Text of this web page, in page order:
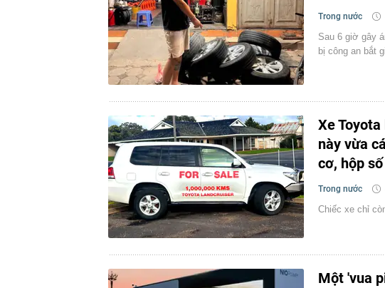
Trong nước
Sau 6 giờ gây
bị công an bắt
Xe
này vừa
cơ, hộp
Trong nước
Chiếc xe chỉ
Một 'vua